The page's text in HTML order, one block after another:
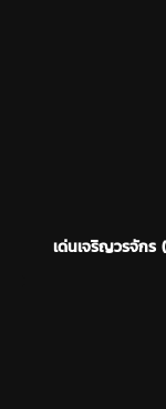
เด่นเจริญวรจักร